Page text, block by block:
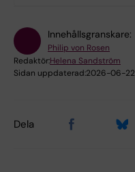
Innehållsgranskare:
Philip von Rosen
Redaktör:Helena Sandström
Sidan uppdaterad:2026-06-22
Dela